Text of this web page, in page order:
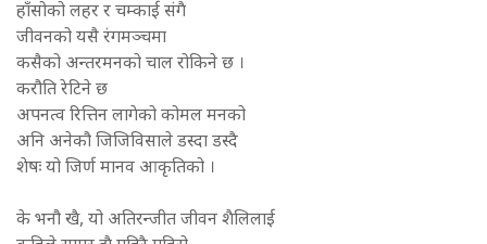
हाँसोको लहर र चम्काई संगै
जीवनको यसै रंगमञ्चमा
कसैको अन्तरमनको चाल रोकिने छ ।
करौति रेटिने छ
अपनत्व रित्तिन लागेको कोमल मनको
अनि अनेकौ जिजिविसाले डस्दा डस्दै
शेषः यो जिर्ण मानव आकृतिको ।
के भनौ खै, यो अतिरन्जीत जीवन शैलिलाई